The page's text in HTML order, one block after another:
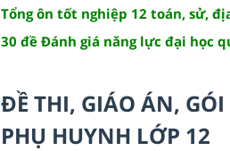
Tổng ôn tốt nghiệp 12 toán, sử,
30 đề Đánh giá năng lực đại học
ĐỀ THI, GIÁO ÁN,
PHỤ HUYNH LỚP 12